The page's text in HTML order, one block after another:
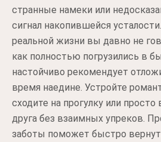
странные намеки или
сигнал накопившейся
реальной жизни вы давно не
как полностью погрузились в
настойчиво рекомендует
время наедине. Устройте
сходите на прогулку или
друга без взаимных упреков.
заботы поможет быстро